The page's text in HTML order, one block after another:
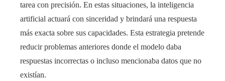
tarea con precisión. En estas situaciones, la inteligencia
artificial actuará con sinceridad y brindará una respuesta
más exacta sobre sus capacidades. Esta estrategia pretende
reducir problemas anteriores donde el modelo daba
respuestas incorrectas o incluso mencionaba datos que no
existían.